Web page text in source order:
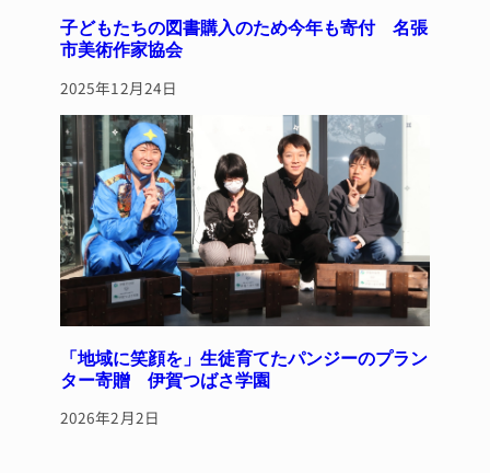
子どもたちの図書購入のため今年も寄付 名張
市美術作家協会
2025年12月24日
「地域に笑顔を」生徒育てたパンジーのプラン
ター寄贈 伊賀つばさ学園
2026年2月2日